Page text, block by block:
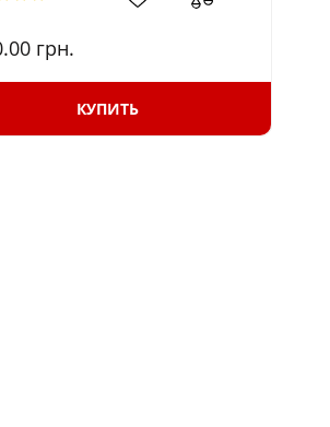
грн.
КУПИТЬ